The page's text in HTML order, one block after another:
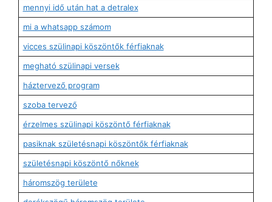
mennyi idő után hat a detralex
mi a whatsapp számom
vicces szülinapi köszöntők férfiaknak
megható szülinapi versek
háztervező program
szoba tervező
érzelmes szülinapi köszöntő férfiaknak
pasiknak születésnapi köszöntők férfiaknak
születésnapi köszöntő nőknek
háromszög területe